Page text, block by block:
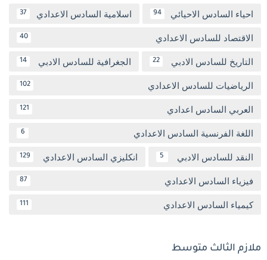
احياء السادس الاحيائي 94 اسلامية السادس الاعدادي 37
الاقتصاد للسادس الاعدادي 40
التاريخ للسادس الادبي 22 الجغرافية للسادس الادبي 14
الرياضيات للسادس الاعدادي 102
العربي السادس اعدادي 121
اللغة الفرنسية السادس الاعدادي 6
النقد للسادس الادبي 5 انكليزي السادس الاعدادي 129
فيزياء السادس الاعدادي 87
كيمياء السادس الاعدادي 111
ملازم الثالث متوسط